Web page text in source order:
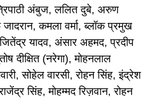
अंबुज, ललित दुबे, अरुण
जादरान, कमला वर्मा, ब्लॉक प्रमुख
यादव, अंसार अहमद, प्रदीप
दीक्षित (नरेगा), मोहनलाल
सोहेल वारसी, रोहन सिंह, इंद्रेश
सिंह, मोहम्मद रिज़वान, रोहन